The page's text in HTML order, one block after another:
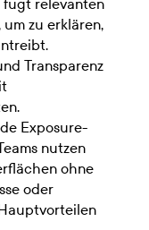
fügt relevanten
zu erklären,
Transparenz
Exposure-
nutzen
ohne
oder